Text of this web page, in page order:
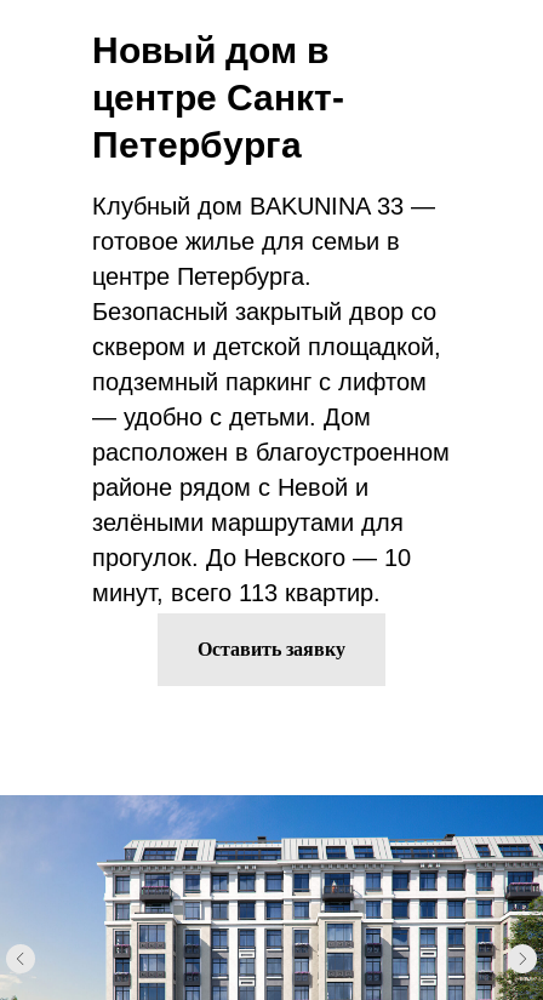
Клубный дом BAKUNINA 33 —
готовое жилье для семьи в
центре Петербурга.
Безопасный закрытый двор со
сквером и детской площадкой,
подземный паркинг с лифтом
— удобно с детьми. Дом
расположен в благоустроенном
районе рядом с Невой и
зелёными маршрутами для
прогулок. До Невского — 10
минут, всего 113 квартир.
Новый дом в
центре Санкт-
Петербурга
Оставить заявку